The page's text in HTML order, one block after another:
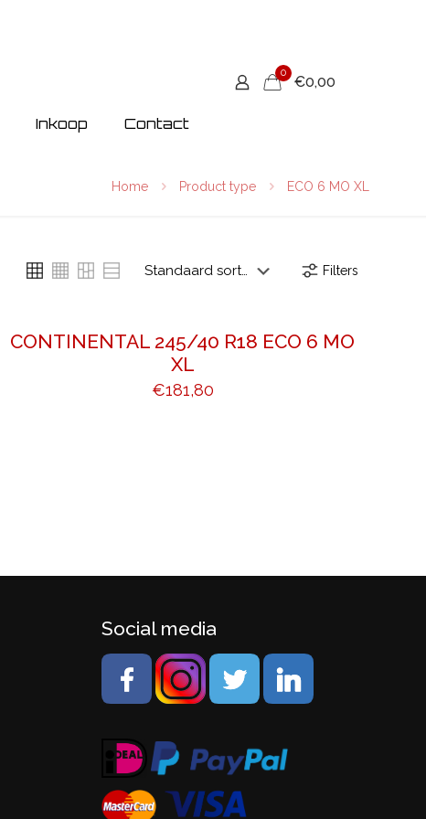
Inkoop Contact
0
€0,00
Home Product type ECO 6 MO XL
Filters
CONTINENTAL 245/40 R18 ECO 6 MO
XL
€181,80
Social media